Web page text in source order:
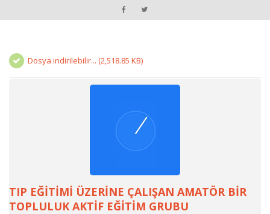
Dosya indirilebilir... (2,518.85 KB)
TIP EĞİTİMİ ÜZERİNE ÇALIŞAN AMATÖR BİR
TOPLULUK AKTİF EĞİTİM GRUBU